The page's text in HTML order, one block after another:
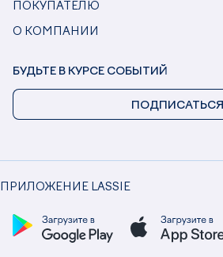
ПОКУПАТЕЛЮ
О КОМПАНИИ
ПРИЛОЖЕНИЕ LASSIE
БУДЬТЕ В КУРСЕ СОБЫТИЙ
ПОДПИСАТЬСЯ